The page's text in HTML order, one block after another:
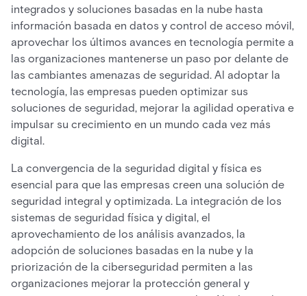
integrados y soluciones basadas en la nube hasta
información basada en datos y control de acceso móvil,
aprovechar los últimos avances en tecnología permite a
las organizaciones mantenerse un paso por delante de
las cambiantes amenazas de seguridad. Al adoptar la
tecnología, las empresas pueden optimizar sus
soluciones de seguridad, mejorar la agilidad operativa e
impulsar su crecimiento en un mundo cada vez más
digital.
La convergencia de la seguridad digital y física es
esencial para que las empresas creen una solución de
seguridad integral y optimizada. La integración de los
sistemas de seguridad física y digital, el
aprovechamiento de los análisis avanzados, la
adopción de soluciones basadas en la nube y la
priorización de la ciberseguridad permiten a las
organizaciones mejorar la protección general y